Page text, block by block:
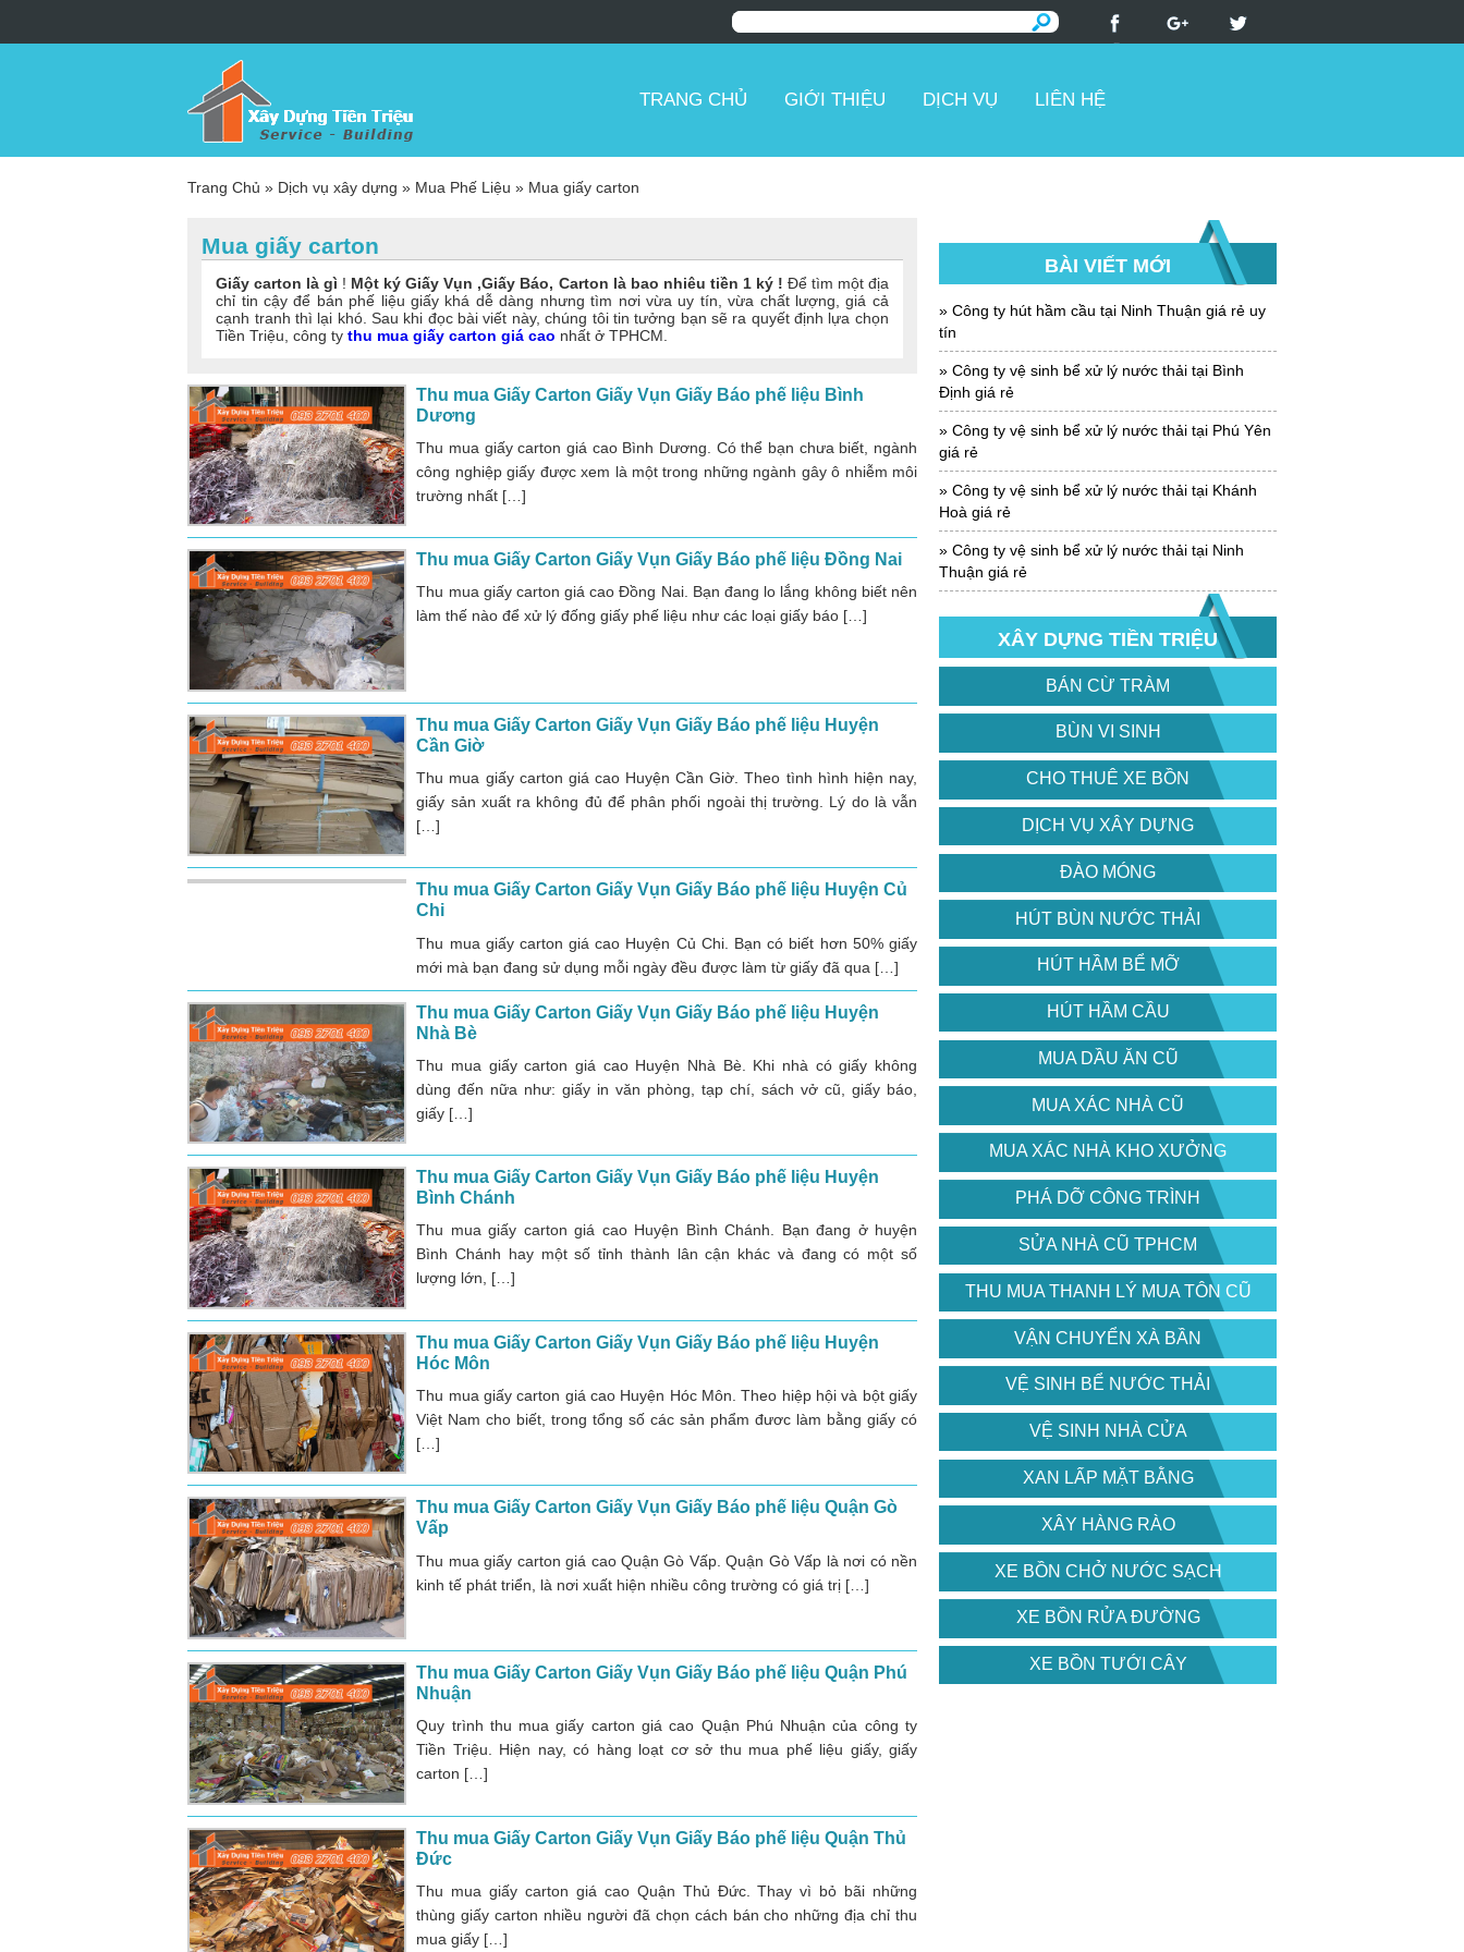
TRANG CHỦ GIỚI THIỆU DỊCH VỤ LIÊN HỆ
Trang Chủ » Dịch vụ xây dựng » Mua Phế Liệu » Mua giấy carton
Mua giấy carton
Giấy carton là gì ! Một ký Giấy Vụn ,Giấy Báo, Carton là bao nhiêu tiền 1 ký ! Để tìm một địa
chỉ tin cậy để bán phế liệu giấy khá dễ dàng nhưng tìm nơi vừa uy tín, vừa chất lượng, giá cả
cạnh tranh thì lại khó. Sau khi đọc bài viết này, chúng tôi tin tưởng bạn sẽ ra quyết định lựa chọn
Tiền Triệu, công tythu mua giấy carton giá cao nhất ở TPHCM.
Thu mua Giấy Carton Giấy Vụn Giấy Báo phế liệu Bình
Dương
Thu mua giấy carton giá cao Bình Dương. Có thể bạn chưa biết, ngành
công nghiệp giấy được xem là một trong những ngành gây ô nhiễm môi
trường nhất […]
Thu mua Giấy Carton Giấy Vụn Giấy Báo phế liệu Đồng Nai
Thu mua giấy carton giá cao Đồng Nai. Bạn đang lo lắng không biết nên
làm thế nào để xử lý đống giấy phế liệu như các loại giấy báo […]
Thu mua Giấy Carton Giấy Vụn Giấy Báo phế liệu Huyện
Cần Giờ
Thu mua giấy carton giá cao Huyện Cần Giờ. Theo tình hình hiện nay,
giấy sản xuất ra không đủ để phân phối ngoài thị trường. Lý do là vẫn
[…]
Thu mua Giấy Carton Giấy Vụn Giấy Báo phế liệu Huyện Củ
Chi
Thu mua giấy carton giá cao Huyện Củ Chi. Bạn có biết hơn 50% giấy
mới mà bạn đang sử dụng mỗi ngày đều được làm từ giấy đã qua […]
Thu mua Giấy Carton Giấy Vụn Giấy Báo phế liệu Huyện
Nhà Bè
Thu mua giấy carton giá cao Huyện Nhà Bè. Khi nhà có giấy không
dùng đến nữa như: giấy in văn phòng, tạp chí, sách vở cũ, giấy báo,
giấy […]
Thu mua Giấy Carton Giấy Vụn Giấy Báo phế liệu Huyện
Bình Chánh
Thu mua giấy carton giá cao Huyện Bình Chánh. Bạn đang ở huyện
Bình Chánh hay một số tỉnh thành lân cận khác và đang có một số
lượng lớn, […]
Thu mua Giấy Carton Giấy Vụn Giấy Báo phế liệu Huyện
Hóc Môn
Thu mua giấy carton giá cao Huyện Hóc Môn. Theo hiệp hội và bột giấy
Việt Nam cho biết, trong tổng số các sản phẩm đươc làm bằng giấy có
[…]
Thu mua Giấy Carton Giấy Vụn Giấy Báo phế liệu Quận Gò
Vấp
Thu mua giấy carton giá cao Quận Gò Vấp. Quận Gò Vấp là nơi có nền
kinh tế phát triển, là nơi xuất hiện nhiều công trường có giá trị […]
Thu mua Giấy Carton Giấy Vụn Giấy Báo phế liệu Quận Phú
Nhuận
Quy trình thu mua giấy carton giá cao Quận Phú Nhuận của công ty
Tiền Triệu. Hiện nay, có hàng loạt cơ sở thu mua phế liệu giấy, giấy
carton […]
Thu mua Giấy Carton Giấy Vụn Giấy Báo phế liệu Quận Thủ
Đức
Thu mua giấy carton giá cao Quận Thủ Đức. Thay vì bỏ bãi những
thùng giấy carton nhiều người đã chọn cách bán cho những địa chỉ thu
mua giấy […]
BÀI VIẾT MỚI
Công ty hút hầm cầu tại Ninh Thuận giá rẻ uy
tín
Công ty vệ sinh bể xử lý nước thải tại Bình
Định giá rẻ
Công ty vệ sinh bể xử lý nước thải tại Phú Yên
giá rẻ
Công ty vệ sinh bể xử lý nước thải tại Khánh
Hoà giá rẻ
Công ty vệ sinh bể xử lý nước thải tại Ninh
Thuận giá rẻ
XÂY DỰNG TIỀN TRIỆU
BÁN CỪ TRÀM
BÙN VI SINH
CHO THUÊ XE BỒN
DỊCH VỤ XÂY DỰNG
ĐÀO MÓNG
HÚT BÙN NƯỚC THẢI
HÚT HẦM BỂ MỠ
HÚT HẦM CẦU
MUA DẦU ĂN CŨ
MUA XÁC NHÀ CŨ
MUA XÁC NHÀ KHO XƯỞNG
PHÁ DỠ CÔNG TRÌNH
SỬA NHÀ CŨ TPHCM
THU MUA THANH LÝ MUA TÔN CŨ
VẬN CHUYỂN XÀ BẦN
VỆ SINH BỂ NƯỚC THẢI
VỆ SINH NHÀ CỬA
XAN LẤP MẶT BẰNG
XÂY HÀNG RÀO
XE BỒN CHỞ NƯỚC SẠCH
XE BỒN RỬA ĐƯỜNG
XE BỒN TƯỚI CÂY